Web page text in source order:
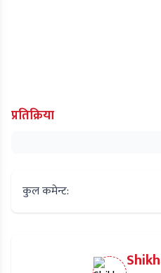
प्रतिक्रिया
कुल कमेन्ट: